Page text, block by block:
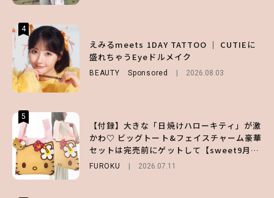
4
えみるmeets 1DAY TATTOO ｜ CUTIEに
盛れちゃうEyeドルメイク
BEAUTY Sponsored 2026.08.03
5
【付録】大きな「日焼けハローキティ」が激
かわ♡ ビッグトート&フェイスチャーム豪華
セットは完売前にゲットして【sweet9月号
増刊】
FUROKU 2026.07.11
4
【大原優乃】夏メイクはプレイフルに！ドキ
ッとしちゃう色っぽ“うるみ目”のつくり方
BEAUTY 2026.08.01
5
えみるmeets 1DAY TATTOO ｜ CUTIEに
盛れちゃうEyeドルメイク
4
第1弾の気になるメニュー＆限定グッズを総
チェック！
2026.07.31
5
【夏ヘアのくずれ・うねりに】ヘアメイク夢
月直伝♡ ドライシャンプー「バティスト」
を使ったプロ級スタイリング3選
BEAUTY Sponsored